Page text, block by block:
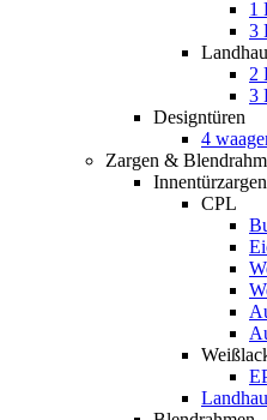
1
3
2
3
Designtüren
4
Zargen &
Innentürzargen
CPL